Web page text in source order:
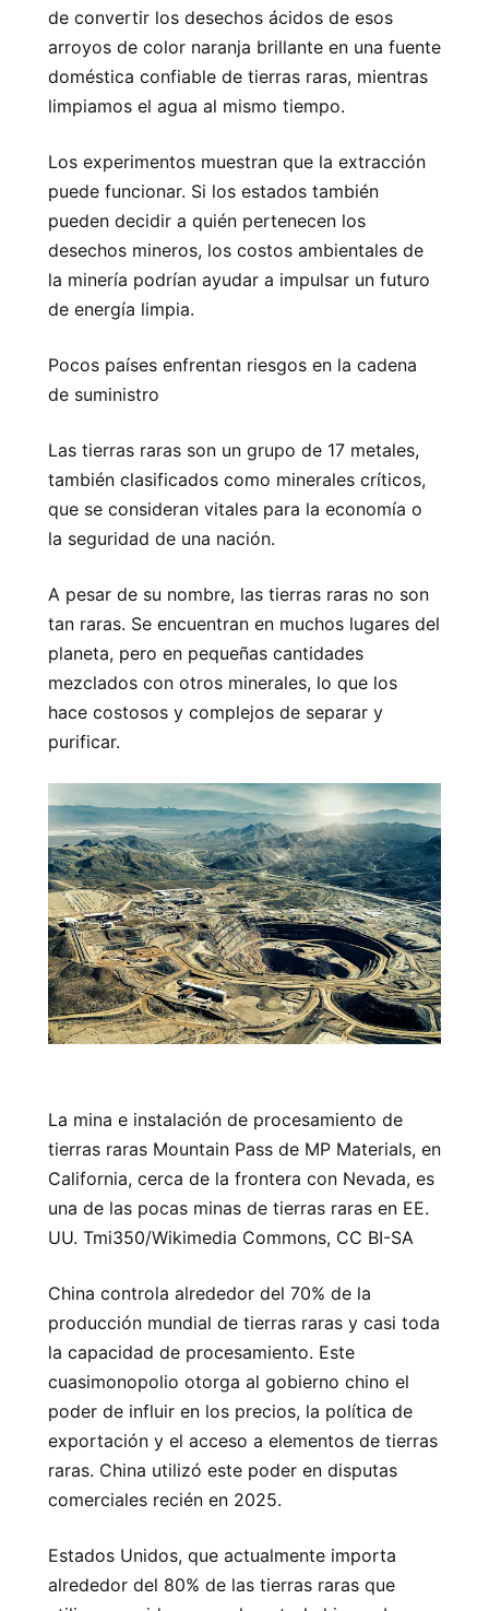
de convertir los desechos ácidos de esos
arroyos de color naranja brillante en una fuente
doméstica confiable de tierras raras, mientras
limpiamos el agua al mismo tiempo.
Los experimentos muestran que la extracción
puede funcionar. Si los estados también
pueden decidir a quién pertenecen los
desechos mineros, los costos ambientales de
la minería podrían ayudar a impulsar un futuro
de energía limpia.
Pocos países enfrentan riesgos en la cadena
de suministro
Las tierras raras son un grupo de 17 metales,
también clasificados como minerales críticos,
que se consideran vitales para la economía o
la seguridad de una nación.
A pesar de su nombre, las tierras raras no son
tan raras. Se encuentran en muchos lugares del
planeta, pero en pequeñas cantidades
mezclados con otros minerales, lo que los
hace costosos y complejos de separar y
purificar.
La mina e instalación de procesamiento de
tierras raras Mountain Pass de MP Materials, en
California, cerca de la frontera con Nevada, es
una de las pocas minas de tierras raras en EE.
UU. Tmi350/Wikimedia Commons, CC BI-SA
China controla alrededor del 70% de la
producción mundial de tierras raras y casi toda
la capacidad de procesamiento. Este
cuasimonopolio otorga al gobierno chino el
poder de influir en los precios, la política de
exportación y el acceso a elementos de tierras
raras. China utilizó este poder en disputas
comerciales recién en 2025.
Estados Unidos, que actualmente importa
alrededor del 80% de las tierras raras que